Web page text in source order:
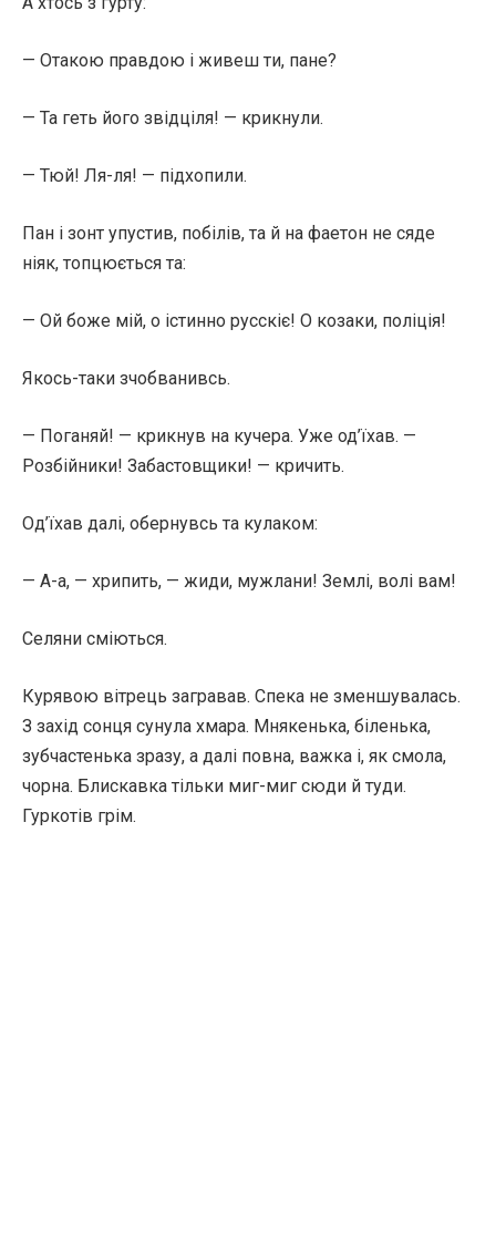
— Отакою правдою і живеш ти, пане?
— Та геть його звідціля! — крикнули.
— Тюй! Ля-ля! — підхопили.
Пан і зонт упустив, побілів, та й на фаетон не сяде
ніяк, топцюється та:
— Ой боже мій, о істинно русскіє! О козаки, поліція!
Якось-таки зчобванивсь.
— Поганяй! — крикнув на кучера. Уже од’їхав. —
Розбійники! Забастовщики! — кричить.
Од’їхав далі, обернувсь та кулаком:
— А-а, — хрипить, — жиди, мужлани! Землі, волі вам!
Селяни сміються.
Курявою вітрець загравав. Спека не зменшувалась.
З захід сонця сунула хмара. Мнякенька, біленька,
зубчастенька зразу, а далі повна, важка і, як смола,
чорна. Блискавка тільки миг-миг сюди й туди.
Гуркотів грім.